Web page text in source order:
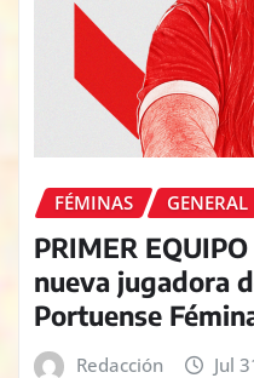
FÉMINAS GENERAL
PRIMER
nueva jugadora
Portuense
Redacción Jul